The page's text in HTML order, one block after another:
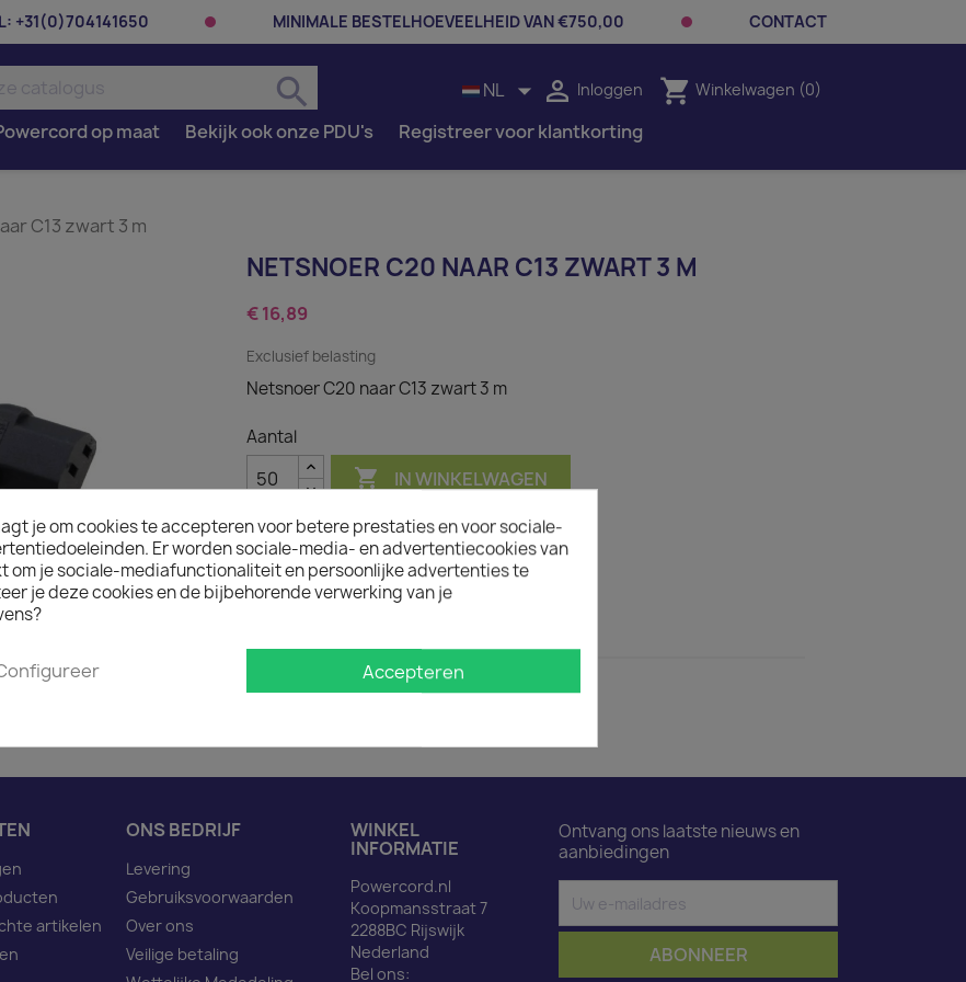
+31(0)704141650 MINIMALE BESTELHOEVEELHEID VAN €750,00 CONTACT
search NL   Inloggen shopping_cart Winkelwagen (0)
op maat Bekijk ook onze PDU's Registreer voor klantkorting
C13 zwart 3 m
NETSNOER C20 NAAR C13 ZWART 3 M
€ 16,89
Exclusief belasting
Netsnoer C20 naar C13 zwart 3 m
Aantal
 IN WINKELWAGEN
Op voorraad : 1 week levertijd
Minimale afname van het product is 50.
Netsnoer C20 naar C13 zwart 3 m
artikelen
ONS BEDRIJF
Levering
Gebruiksvoorwaarden
Over ons
Veilige betaling
WINKEL
INFORMATIE
Powercord.nl
Koopmansstraat 7
2288BC Rijswijk
Nederland
Bel ons:
Ontvang ons laatste nieuws en
aanbiedingen
je om cookies te accepteren voor betere prestaties en voor sociale-
Er worden sociale-media- en advertentiecookies van
om je sociale-mediafunctionaliteit en persoonlijke advertenties te
je deze cookies en de bijbehorende verwerking van je
Accepteren